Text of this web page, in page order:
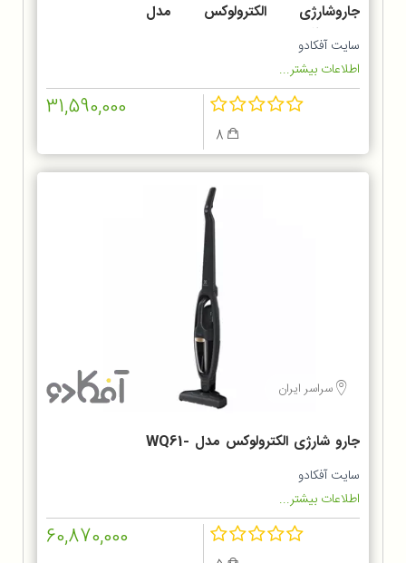
جاروشارژی الکترولوکس مدل
ZB6214IGM
سایت آفکادو
اطلاعات بیشتر...
31,590,000
سراسر ایران
جارو شارژی الکترولوکس مدل WQ61-
1OGG
سایت آفکادو
اطلاعات بیشتر...
60,870,000